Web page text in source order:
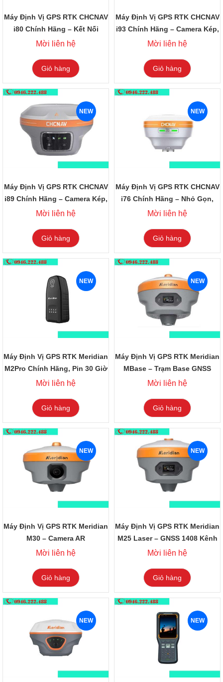
Máy Định Vị GPS RTK CHCNAV
i80 Chính Hãng – Kết Nối
Thông Minh
Mời liên hệ
Giỏ hàng
Máy Định Vị GPS RTK CHCNAV
i93 Chính Hãng – Camera Kép,
AR Stakeout
Mời liên hệ
Giỏ hàng
NEW
Máy Định Vị GPS RTK CHCNAV
i89 Chính Hãng – Camera Kép,
IMU Tự Động
Mời liên hệ
Giỏ hàng
NEW
Máy Định Vị GPS RTK CHCNAV
i76 Chính Hãng – Nhỏ Gọn,
Camera Kép
Mời liên hệ
Giỏ hàng
NEW
Máy Định Vị GPS RTK Meridian
M2Pro Chính Hãng, Pin 30 Giờ
Mời liên hệ
Giỏ hàng
NEW
Máy Định Vị GPS RTK Meridian
MBase – Trạm Base GNSS
Chuyên Nghiệp
Mời liên hệ
Giỏ hàng
NEW
Máy Định Vị GPS RTK Meridian
M30 – Camera AR
Mời liên hệ
Giỏ hàng
NEW
Máy Định Vị GPS RTK Meridian
M25 Laser – GNSS 1408 Kênh
Mời liên hệ
Giỏ hàng
NEW NEW